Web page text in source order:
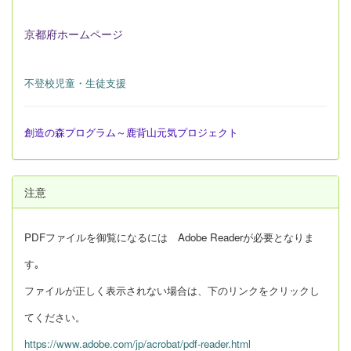
京都府ホームページ
不登校児童・生徒支援
創造の森プログラム～鹿背山元気プロジェクト
注意
PDFファイルを御覧になるには Adobe Readerが必要となりま
す｡
ファイルが正しく表示されない場合は、下のリンクをクリックし
てください。
https://www.adobe.com/jp/acrobat/pdf-reader.html